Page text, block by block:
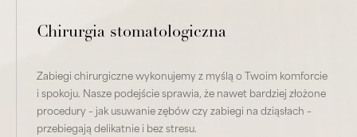
Chirurgia stomatologiczna
Zabiegi chirurgiczne wykonujemy z myślą o Twoim komforcie
i spokoju. Nasze podejście sprawia, że nawet bardziej złożone
procedury – jak usuwanie zębów czy zabiegi na dziąsłach –
przebiegają delikatnie i bez stresu.